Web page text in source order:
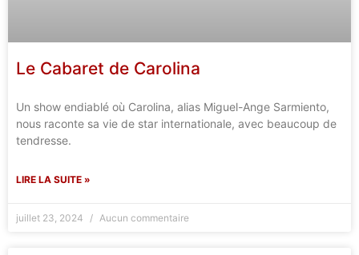
Le Cabaret de Carolina
Un show endiablé où Carolina, alias Miguel-Ange Sarmiento,
nous raconte sa vie de star internationale, avec beaucoup de
tendresse.
LIRE LA SUITE »
juillet 23, 2024 Aucun commentaire